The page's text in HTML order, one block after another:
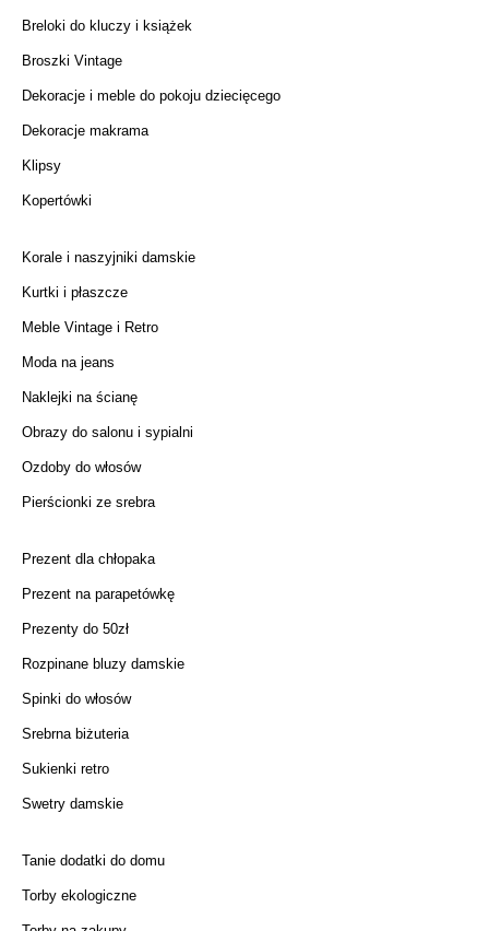
Breloki do kluczy i książek
Broszki Vintage
Dekoracje i meble do pokoju dziecięcego
Dekoracje makrama
Klipsy
Kopertówki
Korale i naszyjniki damskie
Kurtki i płaszcze
Meble Vintage i Retro
Moda na jeans
Naklejki na ścianę
Obrazy do salonu i sypialni
Ozdoby do włosów
Pierścionki ze srebra
Prezent dla chłopaka
Prezent na parapetówkę
Prezenty do 50zł
Rozpinane bluzy damskie
Spinki do włosów
Srebrna biżuteria
Sukienki retro
Swetry damskie
Tanie dodatki do domu
Torby ekologiczne